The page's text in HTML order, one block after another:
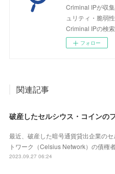
Criminal IPが収
ュリティ・脆弱
Criminal IPの検
フォロー
関連記事
最近、破産した暗号通貨貸出企業の
トワーク（Celsius Network）の債権
2023.09.27 06:24